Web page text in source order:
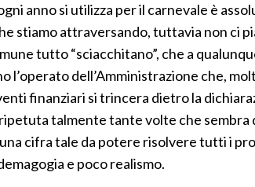
anno si utilizza per il carnevale è
stiamo attraversando, tuttavia non ci
tutto “sciacchitano”, che a
l’operato dell’Amministrazione che,
finanziari si trincera dietro la
talmente tante volte che sembra
cifra tale da potere risolvere tutti i
e poco realismo.